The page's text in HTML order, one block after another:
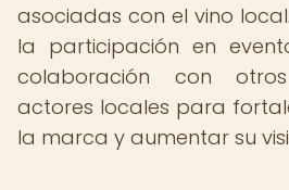
asociadas con el vino
la participación en
colaboración con
actores locales para
la marca y aumentar su